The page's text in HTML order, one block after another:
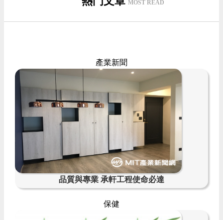
MOST READ
產業新聞
品質與專業 承軒工程使命必達
保健